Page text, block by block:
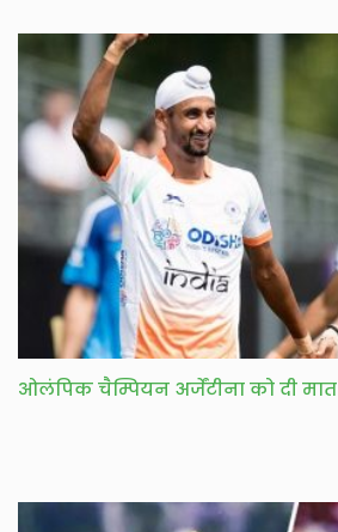
ओलंपिक चैम्पियन अर्जेंटीना को दी मात